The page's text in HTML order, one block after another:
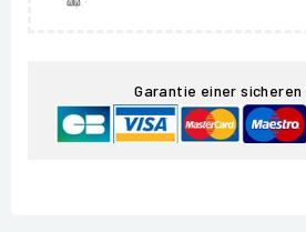
Garantie einer sicheren